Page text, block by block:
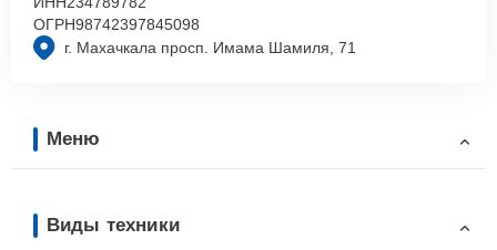
г. Махачкала просп. Имама Шамиля, 71
ОГРН98742397845098
Меню
Виды техники